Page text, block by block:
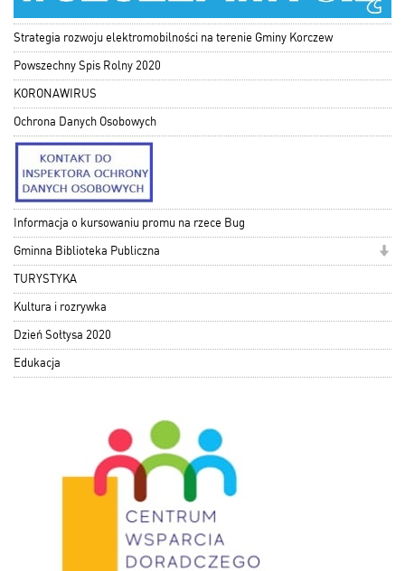
Strategia rozwoju elektromobilności na terenie Gminy Korczew
Powszechny Spis Rolny 2020
KORONAWIRUS
Ochrona Danych Osobowych
Informacja o kursowaniu promu na rzece Bug
Gminna Biblioteka Publiczna
TURYSTYKA
Kultura i rozrywka
Dzień Sołtysa 2020
Edukacja